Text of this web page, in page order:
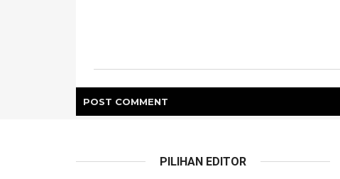
POST COMMENT
PILIHAN EDITOR